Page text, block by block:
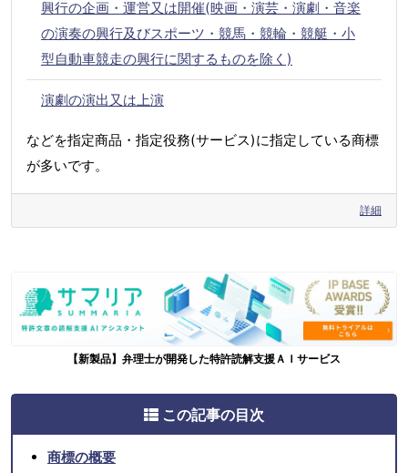
興行の企画・運営又は開催(映画・演芸・演劇・音楽
の演奏の興行及びスポーツ・競馬・競輪・競艇・小
型自動車競走の興行に関するものを除く)
演劇の演出又は上演
などを指定商品・指定役務(サービス)に指定している商標
が多いです。
詳細
【新製品】弁理士が開発した特許読解支援ＡＩサービス
この記事の目次
商標の概要